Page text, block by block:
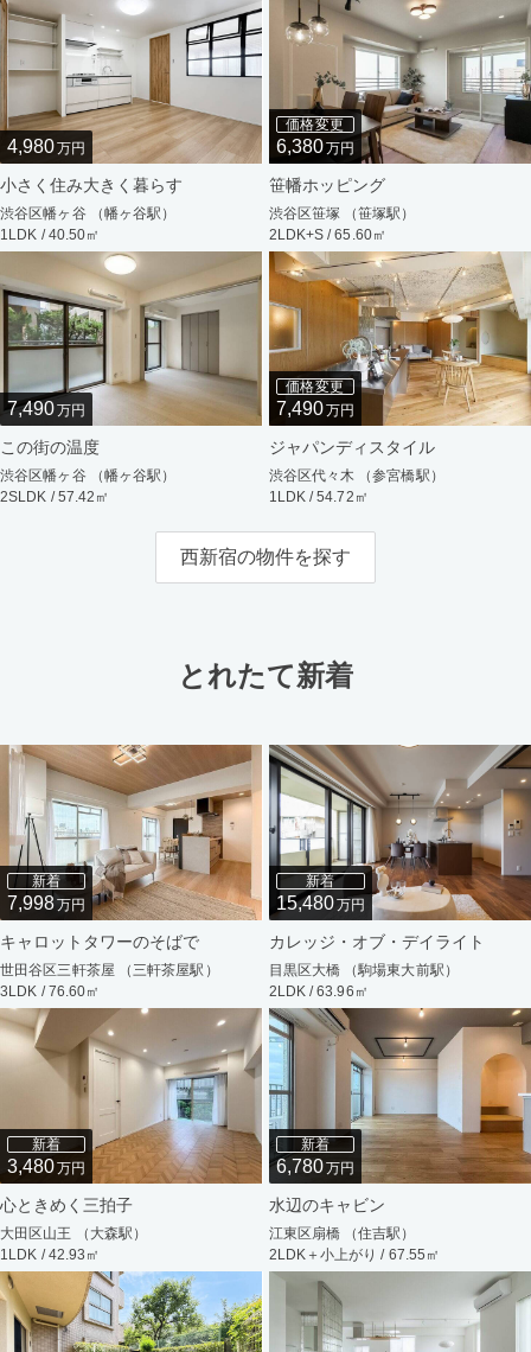
4,980万円
小さく住み大きく暮らす
渋谷区幡ヶ谷 （幡ヶ谷駅）
1LDK / 40.50㎡
価格変更
6,380万円
笹幡ホッピング
渋谷区笹塚 （笹塚駅）
2LDK+S / 65.60㎡
7,490万円
この街の温度
渋谷区幡ヶ谷 （幡ヶ谷駅）
2SLDK / 57.42㎡
価格変更
7,490万円
ジャパンディスタイル
渋谷区代々木 （参宮橋駅）
1LDK / 54.72㎡
西新宿の物件を探す
とれたて新着
新着
7,998万円
キャロットタワーのそばで
世田谷区三軒茶屋 （三軒茶屋駅）
3LDK / 76.60㎡
新着
15,480万円
カレッジ・オブ・デイライト
目黒区大橋 （駒場東大前駅）
2LDK / 63.96㎡
新着
3,480万円
心ときめく三拍子
大田区山王 （大森駅）
1LDK / 42.93㎡
新着
6,780万円
水辺のキャビン
江東区扇橋 （住吉駅）
2LDK＋小上がり / 67.55㎡